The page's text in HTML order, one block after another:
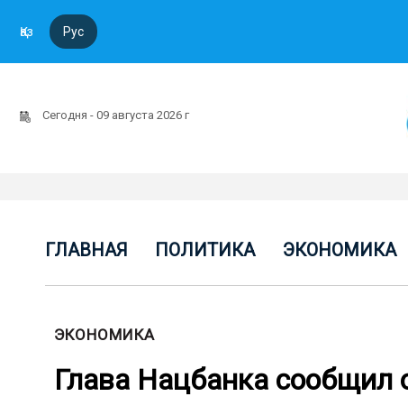
Қаз Рус
Сегодня - 09 августа 2026 г
ГЛАВНАЯ ПОЛИТИКА ЭКОНОМИКА
ЭКОНОМИКА
Глава Нацбанка сообщил